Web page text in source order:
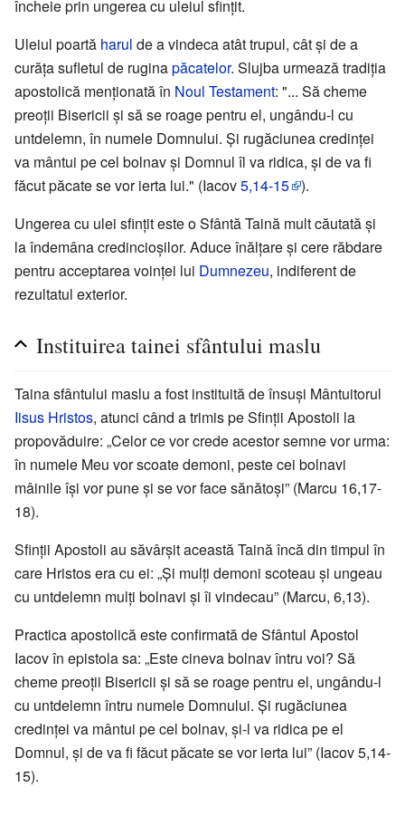
încheie prin ungerea cu uleiul sfinţit.
Uleiul poartă harul de a vindeca atât trupul, cât şi de a
curăţa sufletul de ruginapăcatelor. Slujba urmează tradiţia
apostolică menţionată în Noul Testament: "... Să cheme
preoţii Bisericii şi să se roage pentru el, ungându-l cu
untdelemn, în numele Domnului. Şi rugăciunea credinţei
va mântui pe cel bolnav şi Domnul îl va ridica, şi de va fi
făcut păcate se vor ierta lui." (Iacov5,14-15 ).
Ungerea cu ulei sfințit este o Sfântă Taină mult căutată şi
la îndemâna credincioşilor. Aduce înălţare şi cere răbdare
pentru acceptarea voinţei lui Dumnezeu, indiferent de
rezultatul exterior.
Instituirea tainei sfântului maslu
Taina sfântului maslu a fost instituită de însuşi Mântuitorul
Iisus Hristos, atunci când a trimis pe Sfinţii Apostoli la
propovăduire: „Celor ce vor crede acestor semne vor urma:
în numele Meu vor scoate demoni, peste cei bolnavi
mâinile îşi vor pune şi se vor face sănătoşi” (Marcu 16,17-
18).
Sfinţii Apostoli au săvârşit această Taină încă din timpul în
care Hristos era cu ei: „Şi mulţi demoni scoteau şi ungeau
cu untdelemn mulţi bolnavi şi îi vindecau” (Marcu, 6,13).
Practica apostolică este confirmată de Sfântul Apostol
Iacov în epistola sa: „Este cineva bolnav întru voi? Să
cheme preoţii Bisericii şi să se roage pentru el, ungându-l
cu untdelemn întru numele Domnului. Şi rugăciunea
credinţei va mântui pe cel bolnav, şi-l va ridica pe el
Domnul, şi de va fi făcut păcate se vor ierta lui” (Iacov 5,14-
15).